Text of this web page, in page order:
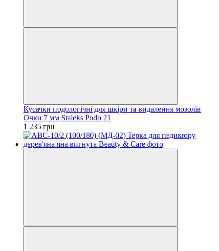
Кусачки подологічні для шкіри та видалення мозолів
Очки 7 мм Staleks Podo 21
1 235 грн